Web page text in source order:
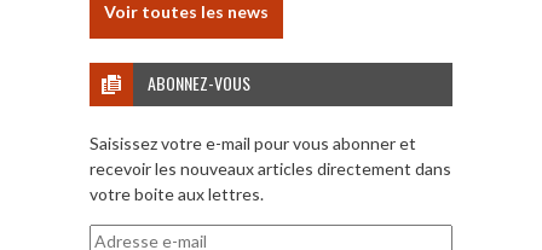
Voir toutes les news
ABONNEZ-VOUS
Saisissez votre e-mail pour vous abonner et
recevoir les nouveaux articles directement dans
votre boite aux lettres.
Adresse